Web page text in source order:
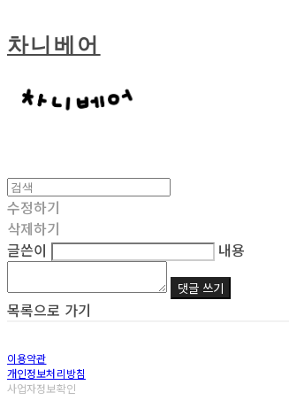
차니베어
수정하기
삭제하기
글쓴이
내용
댓글 쓰기
목록으로 가기
이용약관
개인정보처리방침
사업자정보확인